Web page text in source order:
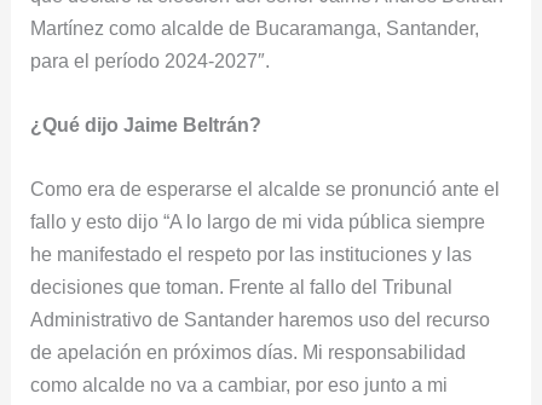
Martínez como alcalde de Bucaramanga, Santander,
para el período 2024-2027″.
¿Qué dijo Jaime Beltrán?
Como era de esperarse el alcalde se pronunció ante el
fallo y esto dijo “A lo largo de mi vida pública siempre
he manifestado el respeto por las instituciones y las
decisiones que toman. Frente al fallo del Tribunal
Administrativo de Santander haremos uso del recurso
de apelación en próximos días. Mi responsabilidad
como alcalde no va a cambiar, por eso junto a mi